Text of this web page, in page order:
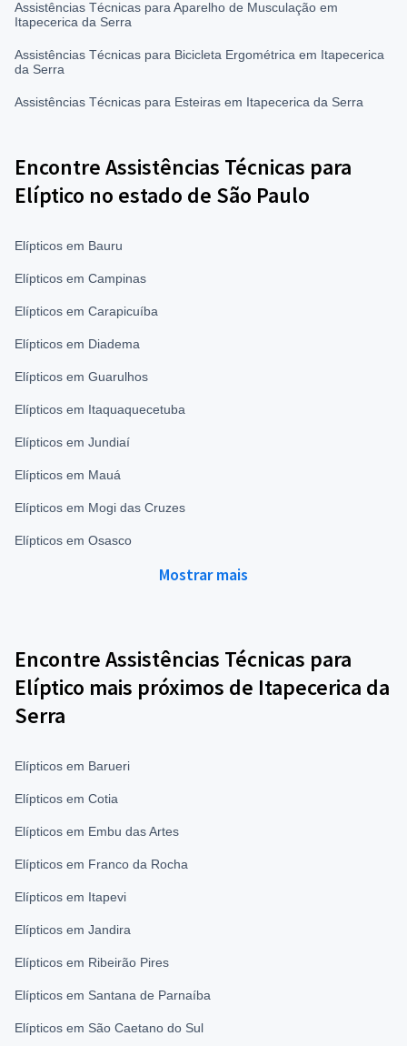
Assistências Técnicas para Aparelho de Musculação em
Itapecerica da Serra
Assistências Técnicas para Bicicleta Ergométrica em Itapecerica
da Serra
Assistências Técnicas para Esteiras em Itapecerica da Serra
Encontre Assistências Técnicas para
Elíptico no estado de São Paulo
Elípticos em Bauru
Elípticos em Campinas
Elípticos em Carapicuíba
Elípticos em Diadema
Elípticos em Guarulhos
Elípticos em Itaquaquecetuba
Elípticos em Jundiaí
Elípticos em Mauá
Elípticos em Mogi das Cruzes
Elípticos em Osasco
Mostrar mais
Encontre Assistências Técnicas para
Elíptico mais próximos de Itapecerica da
Serra
Elípticos em Barueri
Elípticos em Cotia
Elípticos em Embu das Artes
Elípticos em Franco da Rocha
Elípticos em Itapevi
Elípticos em Jandira
Elípticos em Ribeirão Pires
Elípticos em Santana de Parnaíba
Elípticos em São Caetano do Sul